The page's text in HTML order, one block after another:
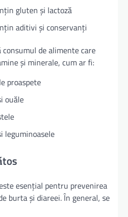
gluten și lactoză
aditivi și conservanți
consumul de alimente care
și minerale, cum ar fi:
proaspete
ouăle
leguminoasele
esențial pentru prevenirea
burta și diareei. În general, se